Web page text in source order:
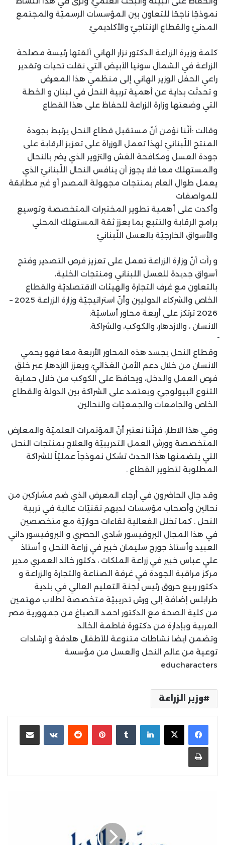
نموذجًا ناجحًا للتعاون بين المؤسسات الرسميّة والمجتمع
المدنيّ والقطاع الإنتاجيّ والأكاديميّ.
كلمة وزيرة الزراعة الدكتور نزار الهاني ألقتها رئيسة مصلحة
الزراعة في الشمال سونيا الأبيض التي نقلت تحيات وتقدير
راعي الحفل الوزير الهاني إلى منظمي هذا المعرض
و تحدثَت بداية عن أهمية تربية النحل في لبنان و الخطة
التي وضعتها وزارة الزراعة للحفاظ على هذا القطاع
وقالت :أنّنا نؤمن أنّ مستقبل قطاع النحل يرتبط بجودة
المنتج اللّبنانيّ لهذا تعمل الوزراة على تعزيز الرقابة على
جودة العسل ومكافحة الغش والتزوير الذي يضر بالنحال
والمستهلك معا فلا يجوز أن ينافس النحال اللّبنانيّ الذي
يعمل طوال العام بمنتجات مجهولة المصدر أو غير مطابقة
للمواصفات
وأكدت على أهمية تطوير المختبرات المتخصصة وتوسيع
برامج الرقابة والتتبع بما يعزز ثقة المستهلك المحلي
والأسواق الخارجيّة بالعسل اللّبنانيّ
و رأَت أنّ وزارة الزراعة تعمل على تعزيز فرص التصدير وفتح
أسواق جديدة للعسل اللبناني ومنتجات الخلية،
بالتعاون مع غرف التجارة والهيئات الاقتصاديّة والقطاع
الخاص والشركاء الدوليين وأنّ استراتيجيّة وزارة الزراعة 2025 –
2026 ترتكز على أربعة محاور أساسيّة:
الانسان ، والازدهار، والكوكب، والشراكة.
وقطاع النحل يجسد هذه المحاور الأربعة معا فهو يحمي
الانسان من خلال دعم الأمن الغذائيّ، ويعزز الازدهار عبر خلق
فرص العمل والدخل، ويحافظ على الكوكب من خلال حماية
التنوع البيولوجيّ، ويعتمد على الشراكة بين الدولة والقطاع
الخاص والجامعات والجمعيّات والنحالين.
وفي هذا الاطار، فإنّنا نعتبر أنّ المؤتمرات العلميّة والمعارض
المتخصصة وورش العمل التدريبيّة والعلاج بمنتجات النحل
التي يتضمنها هذا الحدث تشكل نموذجاً عمليّاً للشراكة
المطلوبة لتطوير القطاع .
وقد جال الحاضرون في أرجاء المعرض الذي ضم مشاركين من
نحالين وأصحاب مؤسسات لديهم تقنيّات عالية في تربية
النحل . كما تخلل الفعالية لقاءات حواريّة مع متخصصين
في هذا المجال البروفيسور شادي الحصري و البروفيسور داني
العبيد وأستاذ جورج سليمان خبير في زراعة النحل و أستاذ
علي عباس خبير في زراعة الملكات ، دكتور خالد العمري مدير
مركز مراقبة الجودة في غرفة الصناعة والتجارة والزراعة و
دكتور ربيع حروق رئيس لجنة التعليم العالي في بلدية
طرابلس إضافة إلى ورش تدريبيّة متخصصة لطلاب مهتمين
من كلية الصحة مع الدكتور احمد الصباغ من جمهورية مصر
العربية وبإدارة من دكتورة فاطمة الخالد
وتضمن ايضا نشاطات متنوعة للأطفال هادفة و ارشادات
توعية من عالم النحل والعسل من مؤسسة
educharacters
وزير الزراعة
لينكدإن بينتيريست مشاركة عبر البريد
طباعة